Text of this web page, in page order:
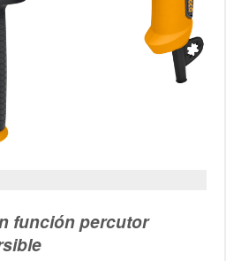
función percutor